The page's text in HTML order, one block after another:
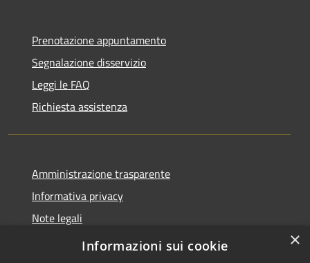
Prenotazione appuntamento
Segnalazione disservizio
Leggi le FAQ
Richiesta assistenza
Amministrazione trasparente
Informativa privacy
Note legali
Dichiarazione di accessibilità
×
Informazioni sui cookie